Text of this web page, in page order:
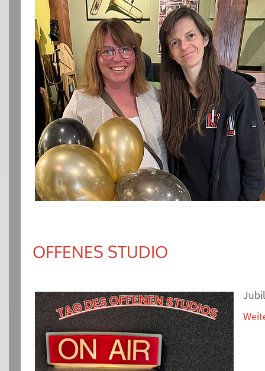
OFFENES STUDIO